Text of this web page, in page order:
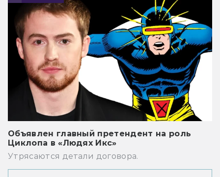
Объявлен главный претендент на роль
Циклопа в «Людях Икс»
Утрясаются детали договора.